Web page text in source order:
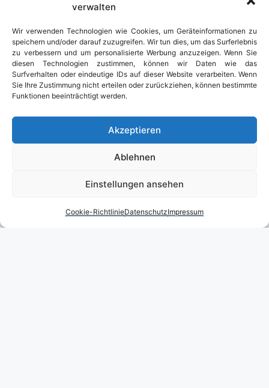
verwalten
Wir verwenden Technologien wie Cookies, um Geräteinformationen zu
speichern und/oder darauf zuzugreifen. Wir tun dies, um das Surferlebnis
zu verbessern und um personalisierte Werbung anzuzeigen. Wenn Sie
diesen Technologien zustimmen, können wir Daten wie das
Surfverhalten oder eindeutige IDs auf dieser Website verarbeiten. Wenn
Sie Ihre Zustimmung nicht erteilen oder zurückziehen, können bestimmte
Funktionen beeinträchtigt werden.
Akzeptieren
Ablehnen
Einstellungen ansehen
Cookie-RichtlinieDatenschutzImpressum
Urlaub in Deutschland